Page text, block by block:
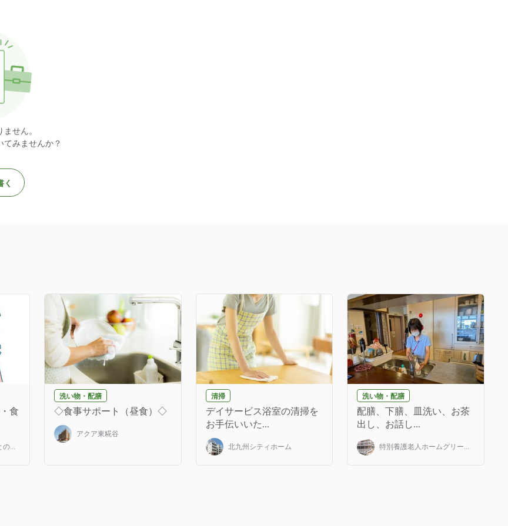
せん。
てみませんか？
く
食
...
洗い物・配膳
◇食事サポート（昼食）◇
アクア東糀谷
清掃
デイサービス浴室の清掃を
お手伝いいた...
北九州シティホーム
洗い物・配膳
配膳、下膳、皿洗い、お茶
出し、お話し...
特別養護老人ホームグリー...